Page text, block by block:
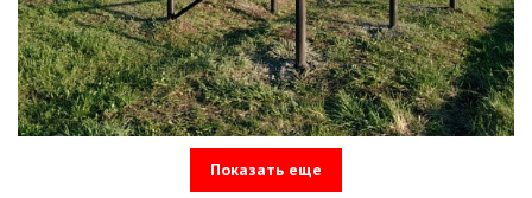
Показать еще